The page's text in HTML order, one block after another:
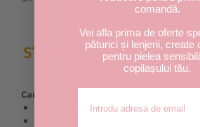
Caracteristici produs:
100% bumbac, certificat
comandă.
Vei afla prima de oferte
păturici și lenjerii, create
pentru pielea
copilașului tău.